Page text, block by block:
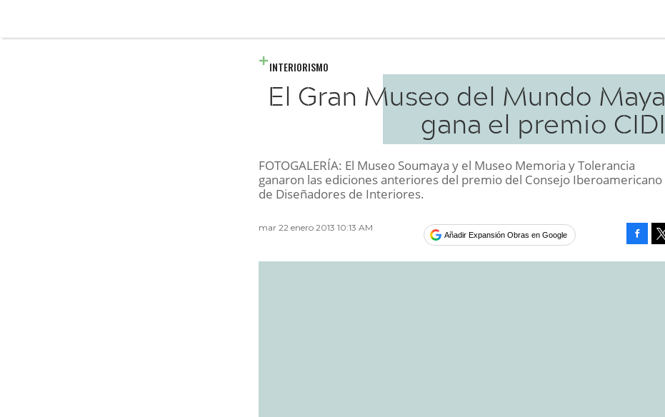
INTERIORISMO
El Gran Museo del Mundo Maya
gana el premio CIDI
FOTOGALERÍA: El Museo Soumaya y el Museo Memoria y Tolerancia
ganaron las ediciones anteriores del premio del Consejo Iberoamericano
de Diseñadores de Interiores.
mar 22 enero 2013 10:13 AM
Añadir Expansión Obras en Google